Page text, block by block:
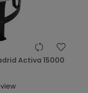
Activa 15000